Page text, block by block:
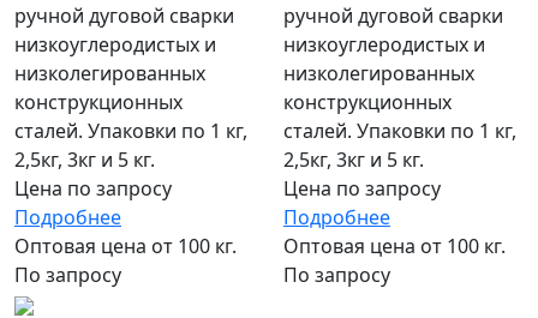
ручной дуговой сварки
низкоуглеродистых и
низколегированных
конструкционных
сталей. Упаковки по 1 кг,
2,5кг, 3кг и 5 кг.
Цена по запросу
Подробнее
Оптовая цена от 100 кг.
По запросу
ручной дуговой сварки
низкоуглеродистых и
низколегированных
конструкционных
сталей. Упаковки по 1 кг,
2,5кг, 3кг и 5 кг.
Цена по запросу
Подробнее
Оптовая цена от 100 кг.
По запросу